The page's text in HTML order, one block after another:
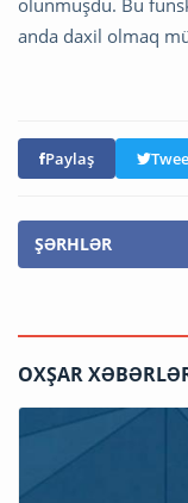
anda daxil olmaq
Paylaş
ŞƏRHLƏR
OXŞAR